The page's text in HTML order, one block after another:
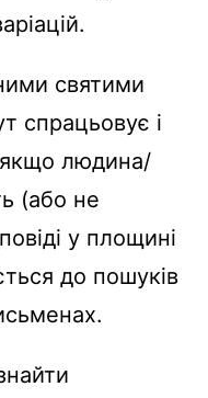
святими
спрацьовує і
якщо людина/
(або не
у площині
до пошуків